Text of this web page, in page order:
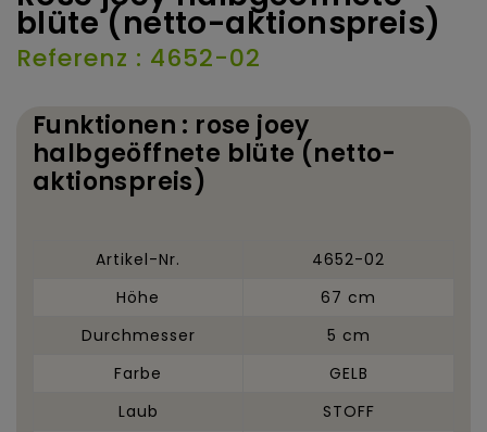
blüte (netto-aktionspreis)
Referenz : 4652-02
Funktionen : rose joey
halbgeöffnete blüte (netto-
aktionspreis)
Artikel-Nr.
4652-02
Höhe
67 cm
Durchmesser
5 cm
Farbe
GELB
Laub
STOFF